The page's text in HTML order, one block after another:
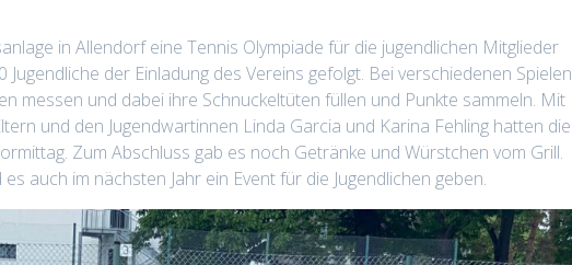
in Allendorf eine Tennis Olympiade für die jugendlichen Mitglieder
der Einladung des Vereins gefolgt. Bei verschiedenen Spielen
messen und dabei ihre Schnuckeltüten füllen und Punkte sammeln. Mit
und den Jugendwartinnen Linda Garcia und Karina Fehling hatten die
Zum Abschluss gab es noch Getränke und Würstchen vom Grill.
auch im nächsten Jahr ein Event für die Jugendlichen geben.